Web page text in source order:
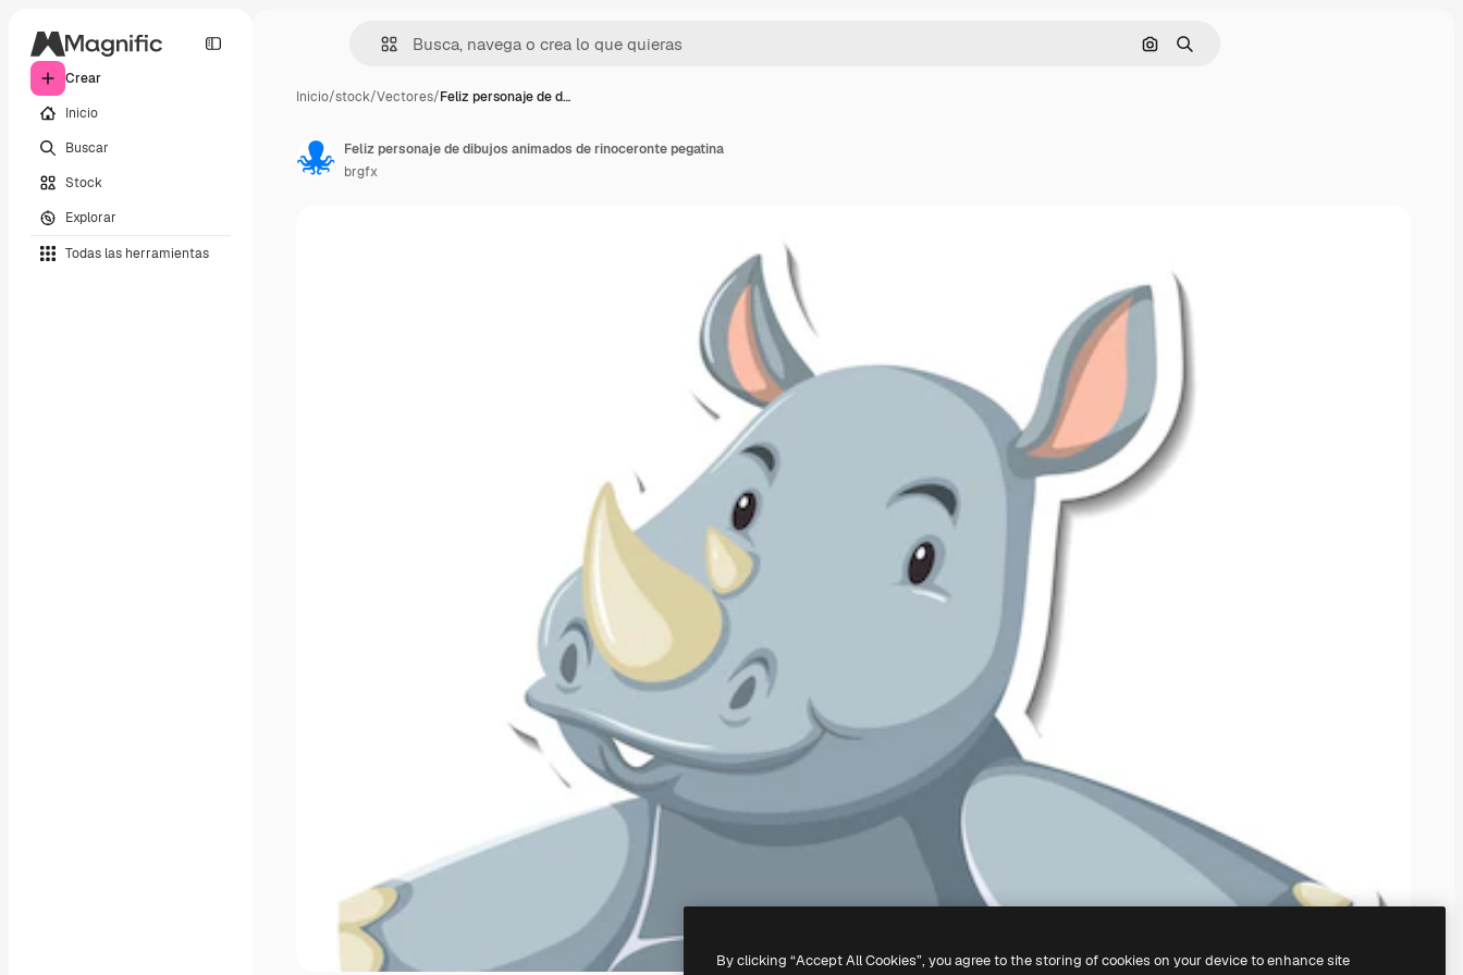
Crear
Inicio
Buscar
Stock
Explorar
Todas las herramientas
Buscar por imagen
Buscar
Inicio/stock/Vectores/Feliz personaje de d…
Feliz personaje de dibujos animados de rinoceronte pegatina
brgfx
By clicking “Accept All Cookies”, you agree to the storing of cookies on your device to enhance site